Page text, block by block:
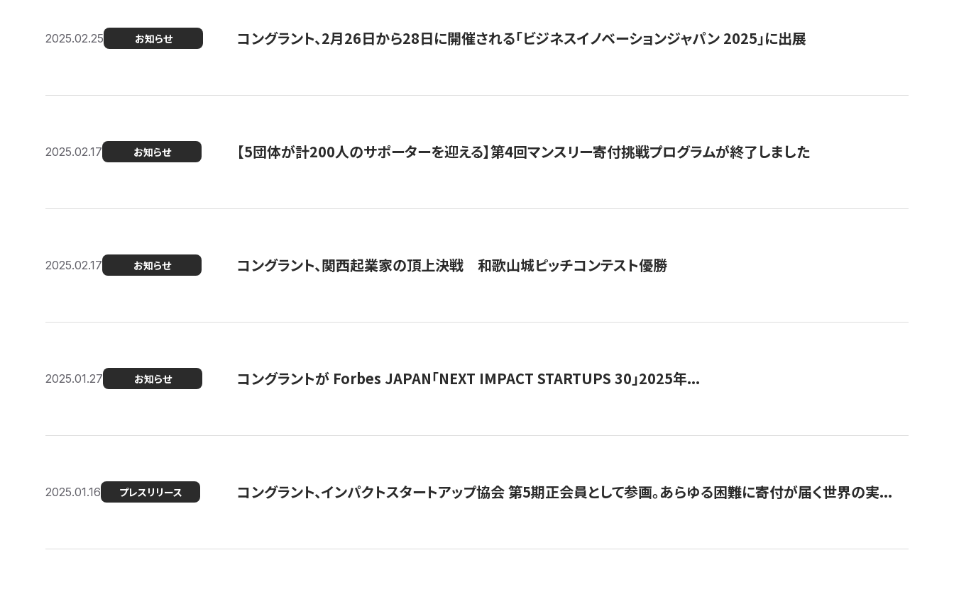
2025.02.25 お知らせ コングラント、2月26日から28日に開催される「ビジネスイノベーションジャパン 2025」に出展
2025.02.17 お知らせ 【5団体が計200人のサポーターを迎える】​​第4回マンスリー寄付挑戦プログラムが終了しました
2025.02.17 お知らせ コングラント、関西起業家の頂上決戦 和歌山城ピッチコンテスト優勝
2025.01.27 お知らせ コングラントが Forbes JAPAN「NEXT IMPACT STARTUPS 30」2025年...
2025.01.16 プレスリリース コングラント、インパクトスタートアップ協会 第5期正会員として参画。あらゆる困難に寄付が届く世界の実...